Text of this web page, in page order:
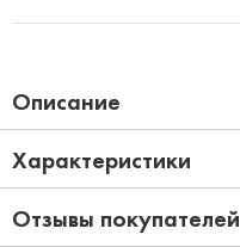
Описание
Характеристики
Отзывы покупателей